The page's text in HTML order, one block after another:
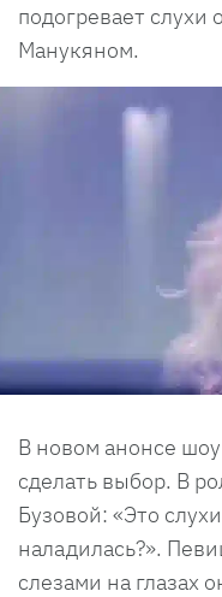
подогревает
Манукяном.
В новом анонсе
сделать выбор. В
Бузовой: «Это
наладилась?».
слезами на глазах